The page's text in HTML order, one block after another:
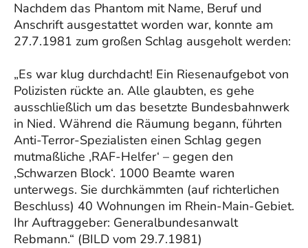
Nachdem das Phantom mit Name, Beruf und
Anschrift ausgestattet worden war, konnte am
27.7.1981 zum großen Schlag ausgeholt werden:
„Es war klug durchdacht! Ein Riesenaufgebot von
Polizisten rückte an. Alle glaubten, es gehe
ausschließlich um das besetzte Bundesbahnwerk
in Nied. Während die Räumung begann, führten
Anti-Terror-Spezialisten einen Schlag gegen
mutmaßliche ‚RAF-Helfer‘ – gegen den
‚Schwarzen Block‘. 1000 Beamte waren
unterwegs. Sie durchkämmten (auf richterlichen
Beschluss) 40 Wohnungen im Rhein-Main-Gebiet.
Ihr Auftraggeber: Generalbundesanwalt
Rebmann.“ (BILD vom 29.7.1981)